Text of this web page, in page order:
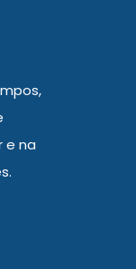
e na